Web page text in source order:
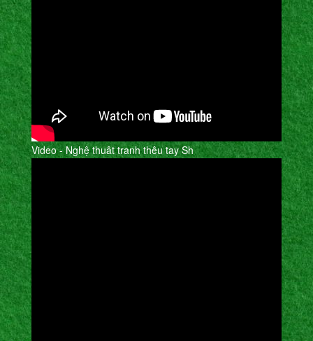
Video - Nghệ thuât tranh thêu tay Sh